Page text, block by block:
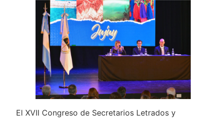
El XVII Congreso de Secretarios Letrados y